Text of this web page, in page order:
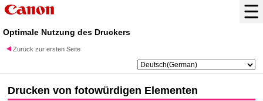
Optimale Nutzung des Druckers
Zurück zur ersten Seite
Drucken von fotowürdigen Elementen